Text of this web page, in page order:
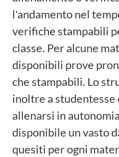
l'andamento nel
verifiche stampabili
classe. Per alcune
disponibili prove
che stampabili. Lo
inoltre a studentesse
allenarsi in
disponibile un vasto
quesiti per ogni